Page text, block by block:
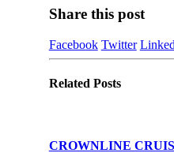
Share this post
Facebook Twitter
Related Posts
CROWNLINE